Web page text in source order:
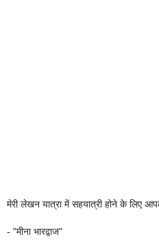
मेरी लेखन यात्रा में सहयात्री होने के लिए
- "मीना भारद्वाज"